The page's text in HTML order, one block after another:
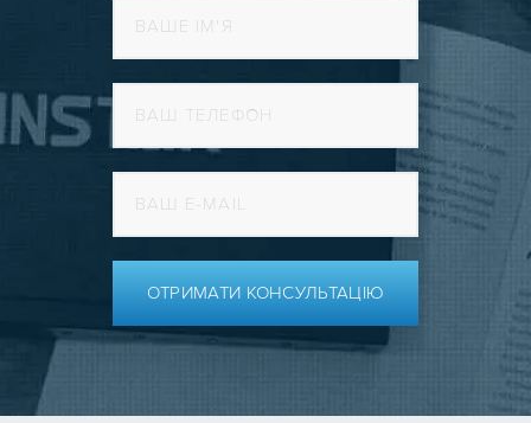
ОТРИМАТИ КОНСУЛЬТАЦІЮ